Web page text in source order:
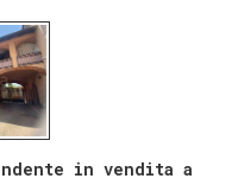
in vendita a